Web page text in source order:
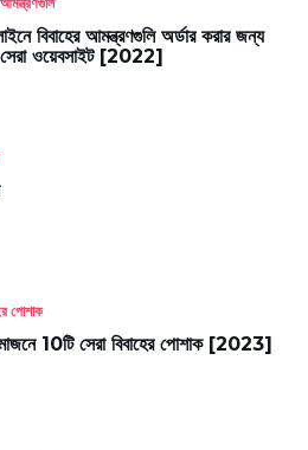
বিবাহের আমন্ত্রণগুলি অর্ডার করার জন্য
ওয়েবসাইট [2022]
পোশাক
10টি সেরা বিবাহের পোশাক [2023]